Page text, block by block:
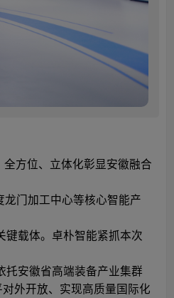
方位、立体化彰显安徽融合
门加工中心等核心智能产
载体。卓朴智能紧抓本次
安徽省高端装备产业集群
外开放、实现高质量国际化